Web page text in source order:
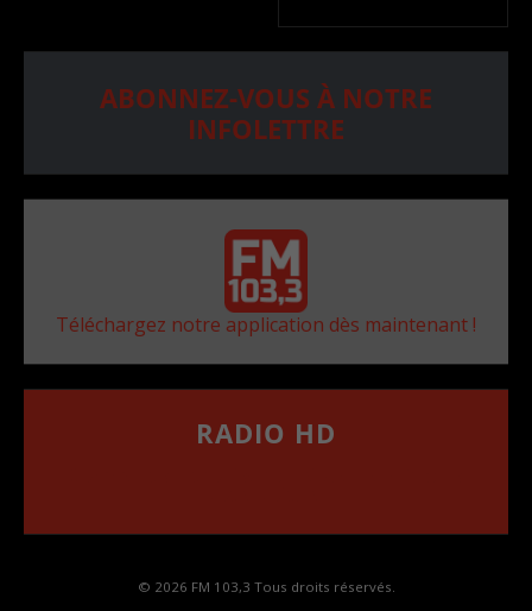
ABONNEZ-VOUS À NOTRE
INFOLETTRE
Téléchargez notre application dès maintenant !
RADIO HD
© 2026 FM 103,3 Tous droits réservés.